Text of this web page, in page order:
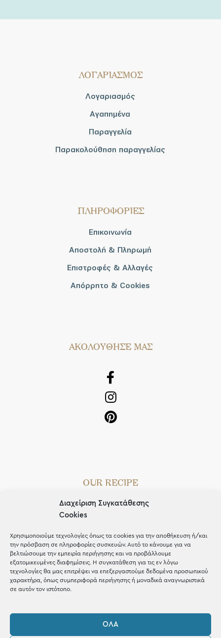
Διαχείριση Συγκατάθεσης
Cookies
Χρησιμοποιούμε τεχνολογίες όπως τα cookies για την αποθήκευση ή/και
την πρόσβαση σε πληροφορίες συσκευών. Αυτό το κάνουμε για να
βελτιώσουμε την εμπειρία περιήγησης και να προβάλλουμε
εξατομικευμένες διαφημίσεις. Η συγκατάθεση για τις εν λόγω
τεχνολογίες θα μας επιτρέψει να επεξεργαστούμε δεδομένα προσωπικού
χαρακτήρα, όπως συμπεριφορά περιήγησης ή μοναδικά αναγνωριστικά
σε αυτόν τον ιστότοπο.
ΌΛΑ
ΛΟΓΑΡΙΑΣΜΟΣ
Λογαριασμός
Αγαπημένα
Παραγγελία
Παρακολούθηση παραγγελίας
ΠΛΗΡΟΦΟΡΙΕΣ
Επικοινωνία
Αποστολή & Πληρωμή
Επιστροφές & Αλλαγές
Απόρρητο & Cookies
AΚΟΛΟΥΘΗΣΕ ΜΑΣ
OUR RECIPE
Gifts
Blog
Shop the look
ΚΑΤΑΣΤΗΜΑ